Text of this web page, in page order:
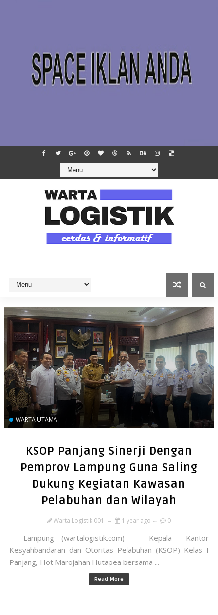
WARTA UTAMA
KSOP Panjang Sinerji Dengan
Pemprov Lampung Guna Saling
Dukung Kegiatan Kawasan
Pelabuhan dan Wilayah
Warta Logistik 001 1 year ago 0
Lampung (wartalogistik.com) - Kepala Kantor
Kesyahbandaran dan Otoritas Pelabuhan (KSOP) Kelas I
Panjang, Hot Marojahan Hutapea bersama ...
Read More